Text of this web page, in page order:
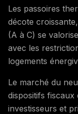
Les passoires
décote
(A à C) se
avec les
logements
Le marché du
dispositifs fiscaux
investisseurs et